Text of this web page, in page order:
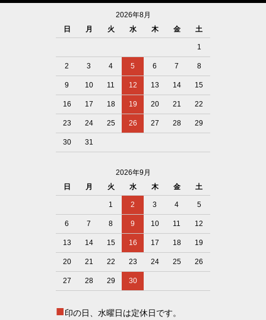
2026年8月
日
月 火 水 木 金 土
1
2 3 4 5 6 7 8
9 10 11 12 13 14 15
16 17 18 19 20 21 22
23 24 25 26 27 28 29
30 31
2026年9月
日
月 火 水 木 金 土
1 2 3 4 5
6 7 8 9 10 11 12
13 14 15 16 17 18 19
20 21 22 23 24 25 26
27 28 29 30
■印の日、水曜日は定休日です。